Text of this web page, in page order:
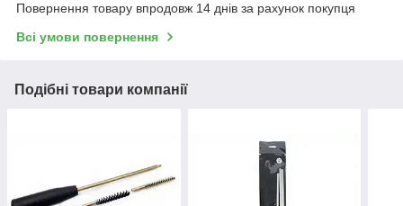
Повернення товару впродовж 14 днів за рахунок покупця
Всі умови повернення
Подібні товари компанії